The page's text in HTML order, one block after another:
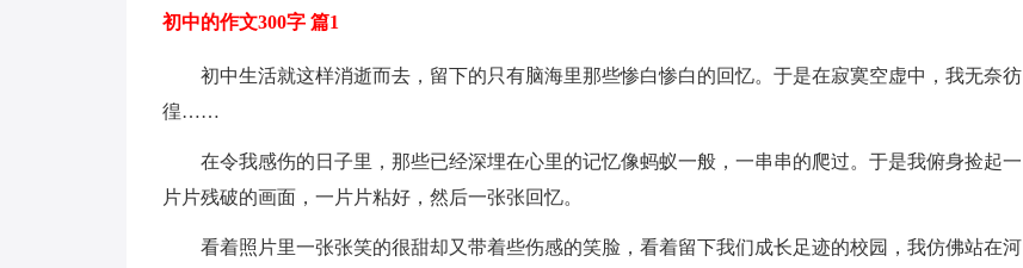
初中的作文300字 篇1
初中生活就这样消逝而去，留下的只有脑海里那些惨白惨白的回忆。于是在寂寞空虚中，我无奈彷
徨……
在令我感伤的日子里，那些已经深埋在心里的记忆像蚂蚁一般，一串串的爬过。于是我俯身捡起一
片片残破的画面，一片片粘好，然后一张张回忆。
看着照片里一张张笑的很甜却又带着些伤感的笑脸，看着留下我们成长足迹的校园，我仿佛站在河